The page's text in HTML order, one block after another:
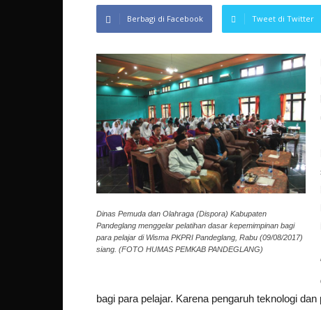
Berbagi di Facebook Tweet di Twitter
Dinas Pemuda dan Olahraga (Dispora) Kabupaten
Pandeglang menggelar pelatihan dasar kepemimpinan bagi
para pelajar di Wisma PKPRI Pandeglang, Rabu (09/08/2017)
siang. (FOTO HUMAS PEMKAB PANDEGLANG)
bagi para pelajar. Karena pengaruh teknologi